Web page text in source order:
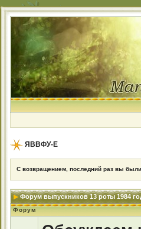
ЯВВФУ-Е
С возвращением, последний раз вы
Форум выпускников 13 роты 1984
Форум